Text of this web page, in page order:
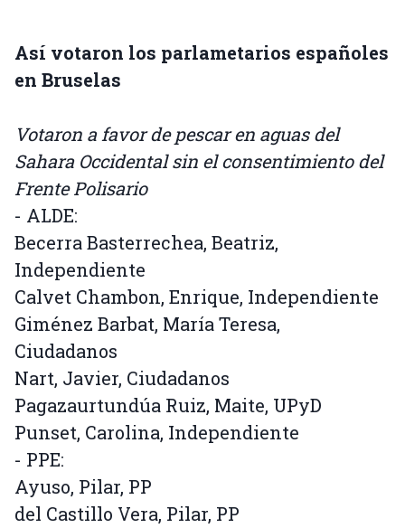
Así votaron los parlametarios españoles
en Bruselas
Votaron a favor de pescar en aguas del
Sahara Occidental sin el consentimiento del
Frente Polisario
- ALDE:
Becerra Basterrechea, Beatriz,
Independiente
Calvet Chambon, Enrique, Independiente
Giménez Barbat, María Teresa,
Ciudadanos
Nart, Javier, Ciudadanos
Pagazaurtundúa Ruiz, Maite, UPyD
Punset, Carolina, Independiente
- PPE:
Ayuso, Pilar, PP
del Castillo Vera, Pilar, PP